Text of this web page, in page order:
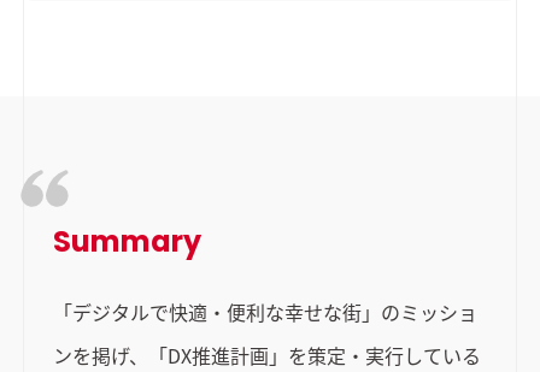
Summary
「デジタルで快適・便利な幸せな街」のミッショ
ンを掲げ、「DX推進計画」を策定・実行している